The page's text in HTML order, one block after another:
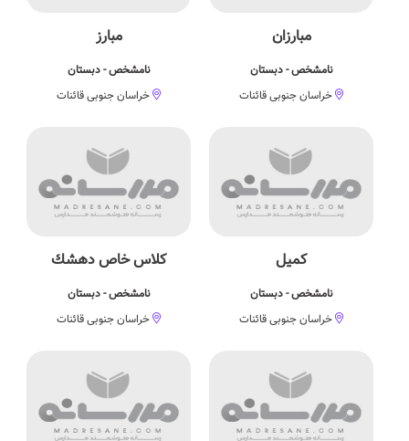
مبارزان
نامشخص - دبستان
خراسان جنوبی قائنات
مبارز
نامشخص - دبستان
خراسان جنوبی قائنات
كمیل
نامشخص - دبستان
خراسان جنوبی قائنات
كلاس خاص دهشك
نامشخص - دبستان
خراسان جنوبی قائنات